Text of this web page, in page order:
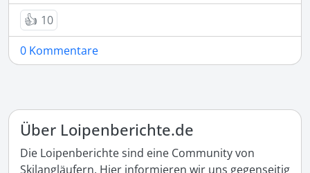
👍 10
0 Kommentare
Über Loipenberichte.de
Die Loipenberichte sind eine Community von
Skilangläufern. Hier informieren wir uns gegenseitig